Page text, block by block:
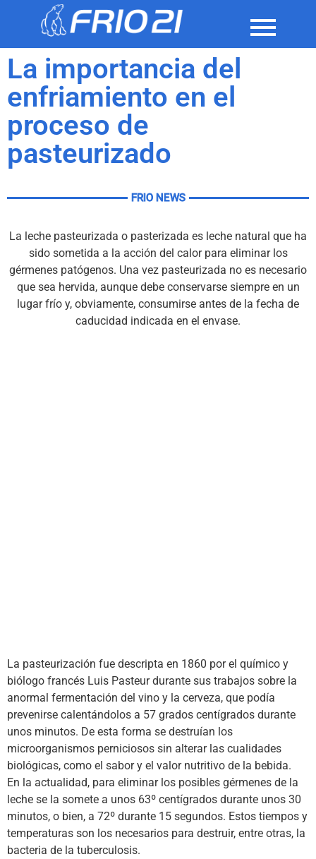
La importancia del
enfriamiento en el
proceso de
pasteurizado
FRIO NEWS
La leche pasteurizada o pasterizada es leche natural que ha
sido sometida a la acción del calor para eliminar los
gérmenes patógenos. Una vez pasteurizada no es necesario
que sea hervida, aunque debe conservarse siempre en un
lugar frío y, obviamente, consumirse antes de la fecha de
caducidad indicada en el envase.
La pasteurización fue descripta en 1860 por el químico y
biólogo francés Luis Pasteur durante sus trabajos sobre la
anormal fermentación del vino y la cerveza, que podía
prevenirse calentándolos a 57 grados centígrados durante
unos minutos. De esta forma se destruían los
microorganismos perniciosos sin alterar las cualidades
biológicas, como el sabor y el valor nutritivo de la bebida.
En la actualidad, para eliminar los posibles gérmenes de la
leche se la somete a unos 63º centígrados durante unos 30
minutos, o bien, a 72º durante 15 segundos. Estos tiempos y
temperaturas son los necesarios para destruir, entre otras, la
bacteria de la tuberculosis.